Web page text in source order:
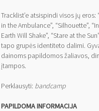
Tracklist’e atsispindi visos jų eros:
in the Ambulance”, “Silhouette”,
Earth Will Shake”, “Stare at the
tapo grupės identiteto dalimi.
dainoms papildomos žaliavos,
įtampos.
Perklausyti: bandcamp
PAPILDOMA INFORMACIJA